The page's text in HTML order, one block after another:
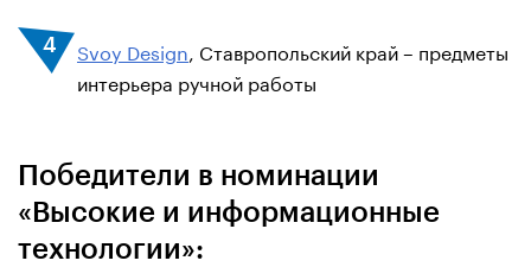
Svoy Design , Ставропольский край – предметы
интерьера ручной работы
Победители в номинации
«Высокие и информационные
технологии»: